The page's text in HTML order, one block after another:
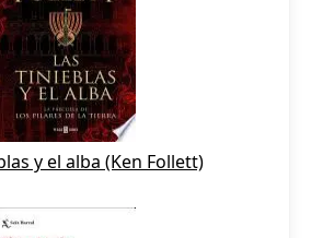
y el alba (Ken Follett)